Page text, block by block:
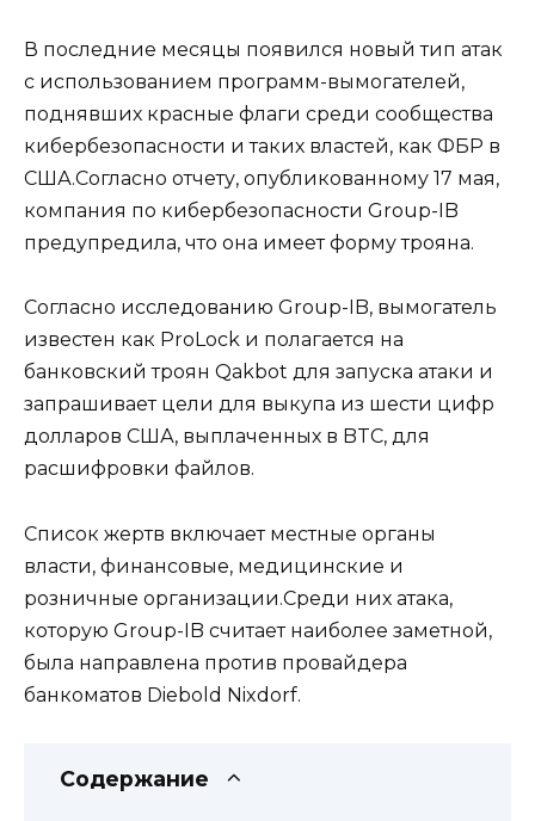
В последние месяцы появился новый тип атак
с использованием программ-вымогателей,
поднявших красные флаги среди сообщества
кибербезопасности и таких властей, как ФБР в
США.Согласно отчету, опубликованному 17 мая,
компания по кибербезопасности Group-IB
предупредила, что она имеет форму трояна.
Согласно исследованию Group-IB, вымогатель
известен как ProLock и полагается на
банковский троян Qakbot для запуска атаки и
запрашивает цели для выкупа из шести цифр
долларов США, выплаченных в BTC, для
расшифровки файлов.
Список жертв включает местные органы
власти, финансовые, медицинские и
розничные организации.Среди них атака,
которую Group-IB считает наиболее заметной,
была направлена ​​против провайдера
банкоматов Diebold Nixdorf.
Содержание